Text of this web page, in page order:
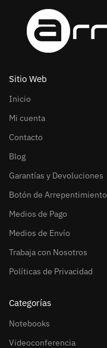
Sitio Web
Inicio
Mi cuenta
Contacto
Blog
Garantías y Devoluciones
Botón de Arrepentimiento
Medios de Pago
Medios de Envío
Trabaja con Nosotros
Políticas de Privacidad
Categorías
Notebooks
Videoconferencia